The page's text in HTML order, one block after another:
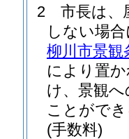
2
市長は、
しない場
柳川市景観
により置
け、景観
ことがで
(手数料)